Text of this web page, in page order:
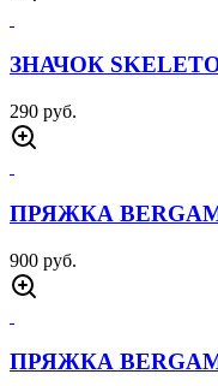
ЗНАЧОК
290 руб.
ПРЯЖКА
900 руб.
ПРЯЖКА